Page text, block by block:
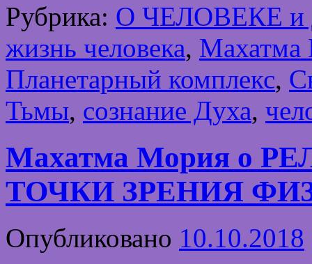
Рубрика: О ЧЕЛОВЕКЕ
жизнь человека, Махатма
Планетарный комплекс,
Тьмы, сознание Духа,
Махатма Мория о
ТОЧКИ ЗРЕНИЯ
Опубликовано 10.10.2018